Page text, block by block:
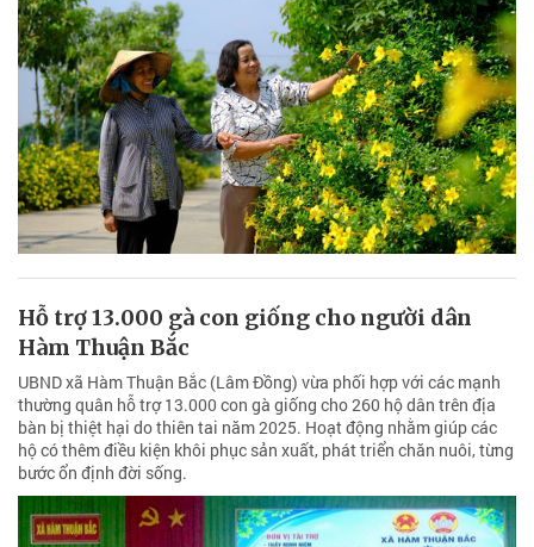
Hỗ trợ 13.000 gà con giống cho người dân
Hàm Thuận Bắc
UBND xã Hàm Thuận Bắc (Lâm Đồng) vừa phối hợp với các mạnh
thường quân hỗ trợ 13.000 con gà giống cho 260 hộ dân trên địa
bàn bị thiệt hại do thiên tai năm 2025. Hoạt động nhằm giúp các
hộ có thêm điều kiện khôi phục sản xuất, phát triển chăn nuôi, từng
bước ổn định đời sống.